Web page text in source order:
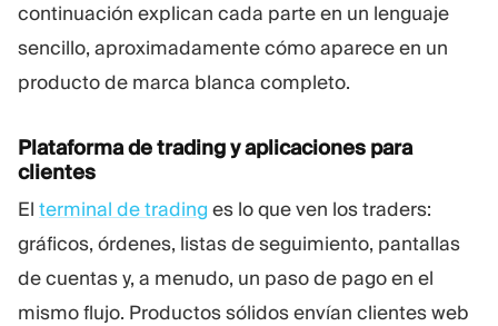
continuación explican cada parte en un lenguaje
sencillo, aproximadamente cómo aparece en un
producto de marca blanca completo.
Plataforma de trading y aplicaciones para
clientes
El terminal de trading es lo que ven los traders:
gráficos, órdenes, listas de seguimiento, pantallas
de cuentas y, a menudo, un paso de pago en el
mismo flujo. Productos sólidos envían clientes web